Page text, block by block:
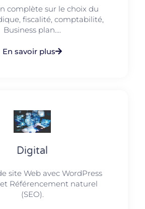
complète sur le choix du
fiscalité, comptabilité,
Business plan....
En savoir plus
Digital
site Web avec WordPress
Référencement naturel
(SEO).